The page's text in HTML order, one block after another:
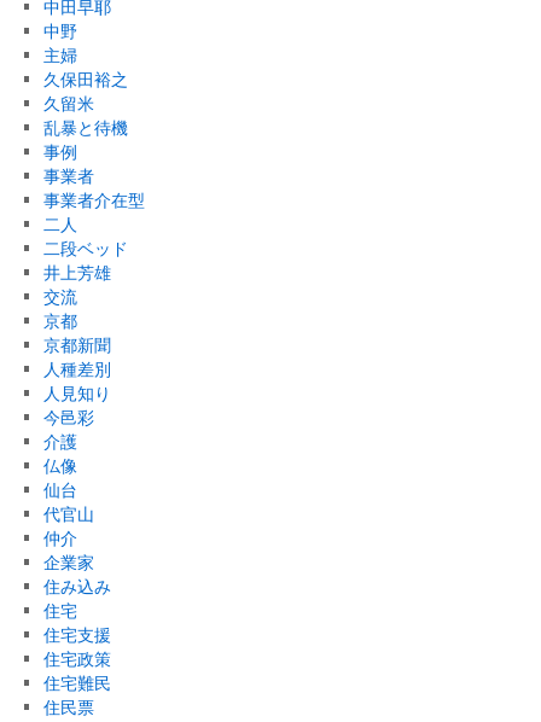
中田早耶
中野
主婦
久保田裕之
久留米
乱暴と待機
事例
事業者
事業者介在型
二人
二段ベッド
井上芳雄
交流
京都
京都新聞
人種差別
人見知り
今邑彩
介護
仏像
仙台
代官山
仲介
企業家
住み込み
住宅
住宅支援
住宅政策
住宅難民
住民票